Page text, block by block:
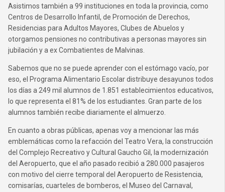
Asistimos también a 99 instituciones en toda la provincia, como
Centros de Desarrollo Infantil, de Promoción de Derechos,
Residencias para Adultos Mayores, Clubes de Abuelos y
otorgamos pensiones no contributivas a personas mayores sin
jubilación y a ex Combatientes de Malvinas.
Sabemos que no se puede aprender con el estómago vacío, por
eso, el Programa Alimentario Escolar distribuye desayunos todos
los días a 249 mil alumnos de 1.851 establecimientos educativos,
lo que representa el 81% de los estudiantes. Gran parte de los
alumnos también recibe diariamente el almuerzo.
En cuanto a obras públicas, apenas voy a mencionar las más
emblemáticas como la refacción del Teatro Vera, la construcción
del Complejo Recreativo y Cultural Gaucho Gil, la modernización
del Aeropuerto, que el año pasado recibió a 280.000 pasajeros
con motivo del cierre temporal del Aeropuerto de Resistencia,
comisarías, cuarteles de bomberos, el Museo del Carnaval,